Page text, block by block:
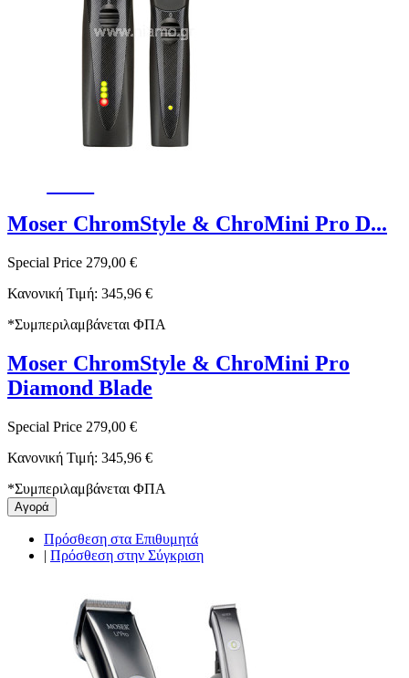
Moser ChromStyle & ChroMini Pro D...
Special Price 279,00 €
Κανονική Τιμή: 345,96 €
*Συμπεριλαμβάνεται ΦΠΑ
Moser ChromStyle & ChroMini Pro
Diamond Blade
Special Price 279,00 €
Κανονική Τιμή: 345,96 €
*Συμπεριλαμβάνεται ΦΠΑ
Αγορά
Πρόσθεση στα Επιθυμητά
| Πρόσθεση στην Σύγκριση